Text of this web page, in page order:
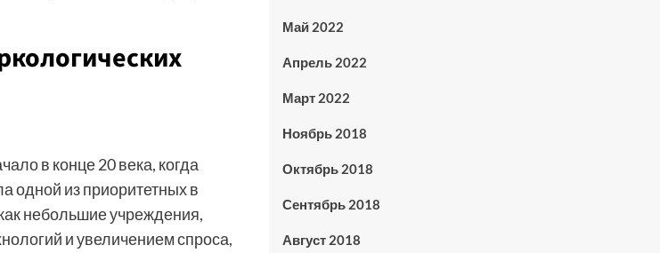
в конце 20 века, когда
одной из приоритетных в
небольшие учреждения,
и увеличением спроса,
Май 2022
Апрель 2022
Март 2022
Ноябрь 2018
Октябрь 2018
Сентябрь 2018
Август 2018